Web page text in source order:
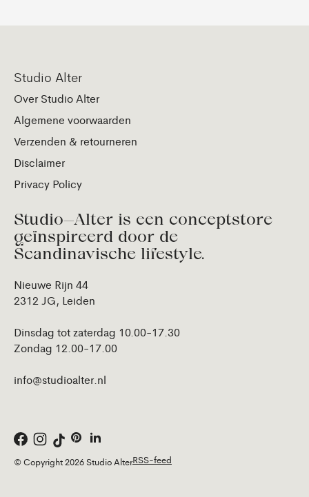
Studio Alter
Over Studio Alter
Algemene voorwaarden
Verzenden & retourneren
Disclaimer
Privacy Policy
Studio—Alter is een conceptstore
geïnspireerd door de
Scandinavische lifestyle.
Nieuwe Rijn 44
2312 JG, Leiden
Dinsdag tot zaterdag 10.00-17.30
Zondag 12.00-17.00
info@studioalter.nl
© Copyright 2026 Studio AlterRSS-feed